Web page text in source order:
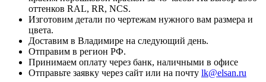
оттенков RAL, RR, NCS.
Изготовим детали по чертежам нужного вам размера и
цвета.
Доставим в Владимире на следующий день.
Отправим в регион РФ.
Принимаем оплату через банк, наличными в офисе
Отправьте заявку через сайт или на почту lk@elsan.ru